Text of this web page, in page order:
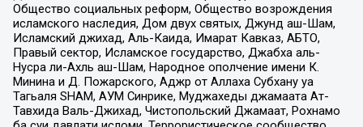
Общество социальных реформ, Общество возрождения
исламского наследия, Дом двух святых, Джунд аш-Шам,
Исламский джихад, Аль-Каида, Имарат Кавказ, АБТО,
Правый сектор, Исламское государство, Джабха аль-
Нусра ли-Ахль аш-Шам, Народное ополчение имени К.
Минина и Д. Пожарского, Аджр от Аллаха Субхану уа
Тагьаля SHAM, АУМ Синрике, Муджахеды джамаата Ат-
Тавхида Валь-Джихад, Чистопольский Джамаат, Рохнамо